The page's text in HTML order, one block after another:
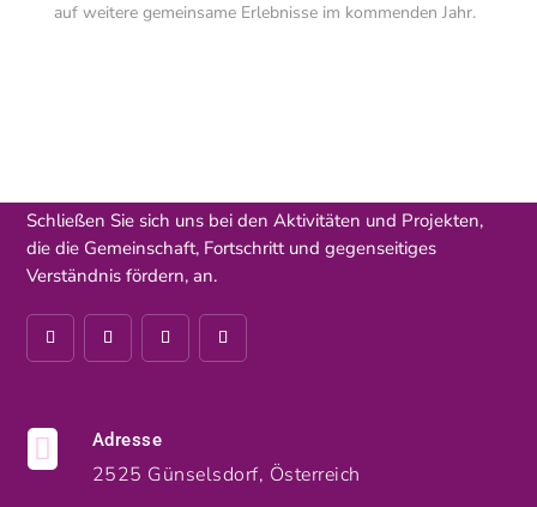
auf weitere gemeinsame Erlebnisse im kommenden Jahr.
Schließen Sie sich uns bei den Aktivitäten und Projekten,
die die Gemeinschaft, Fortschritt und gegenseitiges
Verständnis fördern, an.
 Adresse
2525 Günselsdorf, Österreich